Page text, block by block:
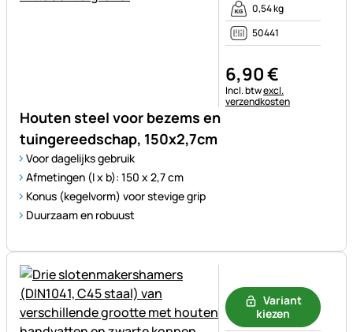
Houten steel voor bezems en
tuingereedschap, 150x2,7cm
Voor dagelijks gebruik
Afmetingen (l x b): 150 x 2,7 cm
Konus (kegelvorm) voor stevige grip
Duurzaam en robuust
0,54 kg
50441
6,90€
Belastinginformatie:
Incl. btwexcl.
verzendkosten
Variant
kiezen